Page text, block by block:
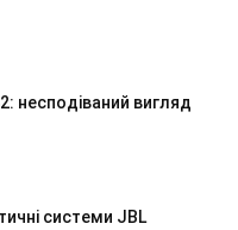
несподіваний вигляд
системи JBL